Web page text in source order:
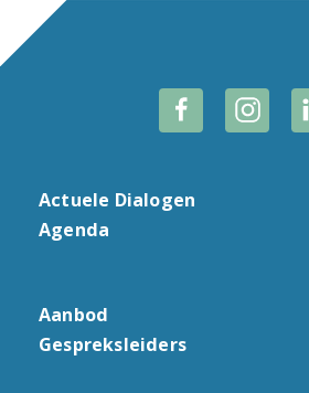
Actuele Dialogen
Agenda
Aanbod
Gespreksleiders